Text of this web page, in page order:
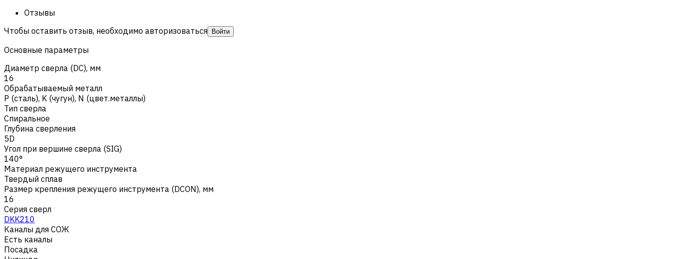
Отзывы
Чтобы оставить отзыв, необходимо авторизоваться
Войти
Основные параметры
Диаметр сверла (DC), мм
16
Обрабатываемый металл
Р (сталь), K (чугун), N (цвет.металлы)
Тип сверла
Спиральное
Глубина сверления
5D
Угол при вершине сверла (SIG)
140°
Материал режущего инструмента
Твердый сплав
Размер крепления режущего инструмента (DCON), мм
16
Серия сверл
DKK210
Каналы для СОЖ
Есть каналы
Посадка